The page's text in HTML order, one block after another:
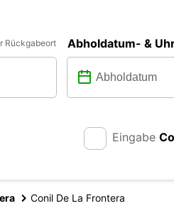
Rückgabeort Abholdatum- &
Eingabe
Conil De La Frontera